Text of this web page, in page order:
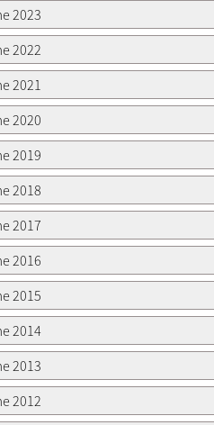
2023
2022
2021
2020
2019
2018
2017
2016
2015
2014
2013
2012